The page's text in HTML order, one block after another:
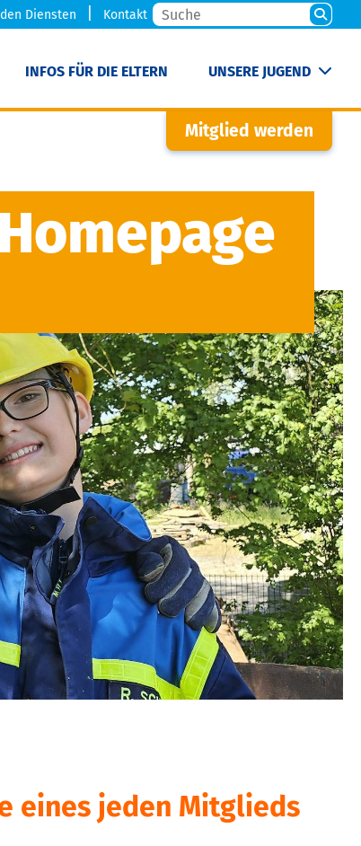
Diensten Kontakt
INFOS FÜR DIE ELTERN UNSERE JUGEND
Mitglied werden
eines jeden Mitglieds